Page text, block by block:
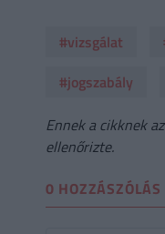
#vizsgálat
#jogszabály
Ennek a cikknek
ellenőrizte.
0 HOZZÁSZÓLÁS